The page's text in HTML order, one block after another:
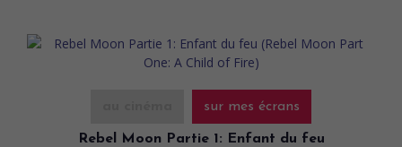
sur mes écrans
Rebel Moon Partie 1: Enfant du feu